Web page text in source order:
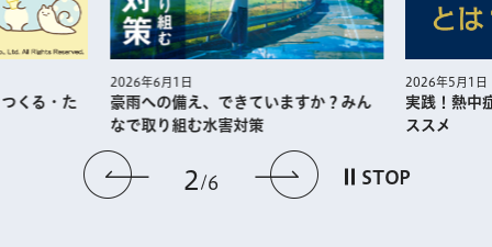
前のスライドを表示
2 6 次のスライドを
STOP
くる・た
2026年6月1日
豪雨への備え、できていますか？みん
なで取り組む水害対策
2026年5月1日
実践！熱中
ススメ